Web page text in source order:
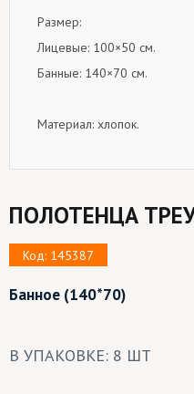
Размер:
Лицевые: 100×50 см.
Банные: 140×70 см.
Материал: хлопок.
ПОЛОТЕНЦА
Код: 145387
Банное (140*70)
В УПАКОВКЕ: 8 ШТ